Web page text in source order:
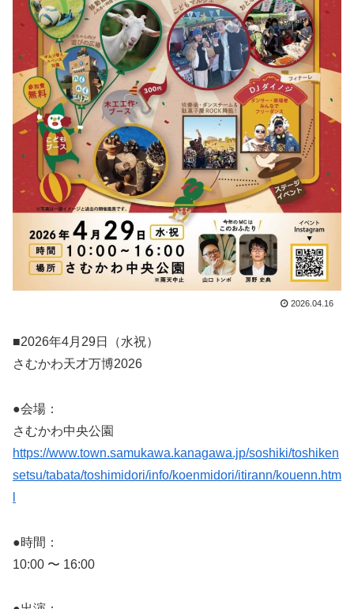
2026.04.16
■2026年4月29日（水祝）
さむかわ天才万博2026
●会場：
さむかわ中央公園
https://www.town.samukawa.kanagawa.jp/soshiki/toshiken
setsu/tabata/toshimidori/info/koenmidori/itirann/kouenn.htm
●時間：
10:00 〜 16:00